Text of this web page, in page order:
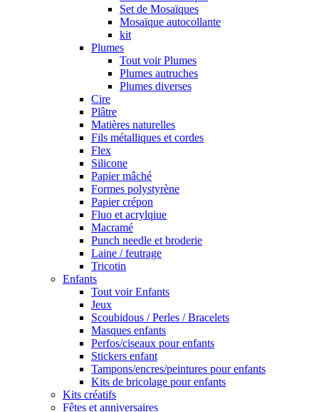
Set de Mosaïques
Mosaïque autocollante
kit
Plumes
Tout voir Plumes
Plumes autruches
Plumes diverses
Cire
Plâtre
Matières naturelles
Fils métalliques et cordes
Flex
Silicone
Papier mâché
Formes polystyrène
Papier crépon
Fluo et acrylqiue
Macramé
Punch needle et broderie
Laine / feutrage
Tricotin
Enfants
Tout voir Enfants
Jeux
Scoubidous / Perles / Bracelets
Masques enfants
Perfos/ciseaux pour enfants
Stickers enfant
Tampons/encres/peintures pour enfants
Kits de bricolage pour enfants
Kits créatifs
Fêtes et anniversaires